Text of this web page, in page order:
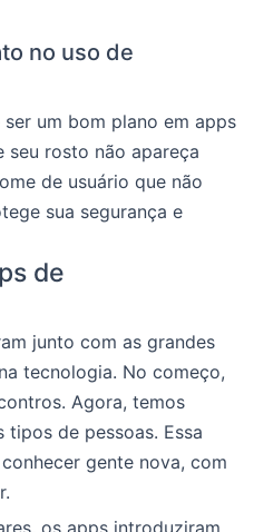
no uso de
um bom plano em apps
seu rosto não apareça
de usuário que não
sua segurança e
de
junto com as grandes
tecnologia. No começo,
Agora, temos
de pessoas. Essa
gente nova, com
os apps introduziram